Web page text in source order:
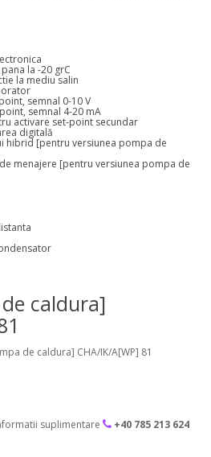
la -20 grC
la mediu salin
semnal 0-10 V
semnal 4-20 mA
activare set-point secundar
digitală
hibrid [pentru versiunea pompa de
menajere [pentru versiunea pompa de
caldura]
de caldura] CHA/IK/A[WP] 81
suplimentare +40 785 213 624